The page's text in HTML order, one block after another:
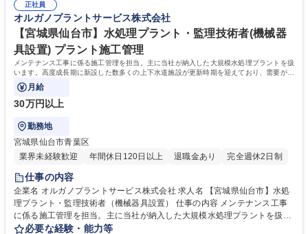
ノグループは、「水」に秘められた能力を引き出し、産業と社会の未来を
拓いていきます。※建物の改変を伴う業務は含まない 募集職種 【広島県
福山市】水処理エンジニア/プライム上場グループ/半導体需要で好調
ます。 ◆高度経済成長期に普及した全国の多くの上下水道施設が老朽化、
更新時期を迎えています。「水」の能力を引き出すプライム市場上場オル
ガノグループで、水処理プラントに関する経験を活かして活躍できます。
学歴・資格 学歴：大学院 大学 高専 短大 専修学校 高校 語学力： 資格：第
一種運転免許普通自動車
正社員
オルガノプラントサービス株式会社
【宮城県仙台市】水処理プラント・監理技術者(機械器
具設置) プラント施工管理
メンテナンス工事に係る施工管理を担当。主に当社が納入した大規模水処理プラントを扱
います。高度成長期に新設した数多くの上下水道施設が更新時期を迎えており、需要が増
加しております。
月給
30万円以上
勤務地
宮城県仙台市青葉区
業界未経験歓迎
年間休日120日以上 退職金あり 完全週休2日制
仕事の内容
企業名 オルガノプラントサービス株式会社 求人名 【宮城県仙台市】水処
理プラント・監理技術者（機械器具設置） 仕事の内容 メンテナンス工事
に係る施工管理を担当。主に当社が納入した大規模水処理プラントを扱い
ます。高度成長期に新設した数多くの上下水道施設が更新時期を迎えてお
必要な経験・能力等